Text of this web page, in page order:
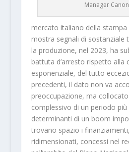
Manager
mercato italiano della
mostra segnali di sostanziale
la produzione, nel 2023, ha
battuta d’arresto rispetto alla
esponenziale, del tutto
precedenti, il dato non va
preoccupazione, ma
complessivo di un periodo
determinanti di un boom
trovano spazio i
ridimensionati, concessi nel